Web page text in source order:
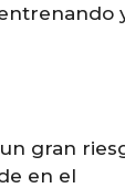
gran
en el